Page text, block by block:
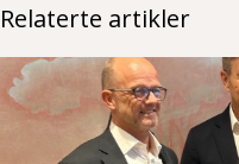
Relaterte artikler